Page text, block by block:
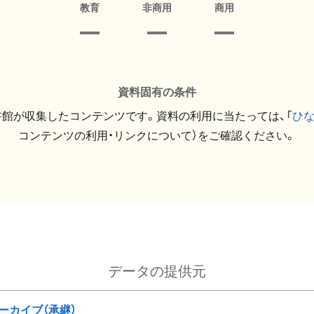
教育 非商用 商用
資料固有の条件
が収集したコンテンツです。資料の利用に当たっては、「ひ
コンテンツの利用・リンクについて）をご確認ください。
データの提供元
イブ（承継）